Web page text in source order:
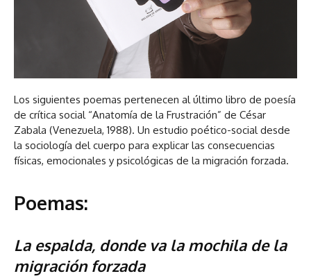
Los siguientes poemas pertenecen al último libro de poesía
de crítica social “Anatomía de la Frustración” de César
Zabala (Venezuela, 1988). Un estudio poético-social desde
la sociología del cuerpo para explicar las consecuencias
físicas, emocionales y psicológicas de la migración forzada.
Poemas:
La espalda, donde va la mochila de la
migración forzada